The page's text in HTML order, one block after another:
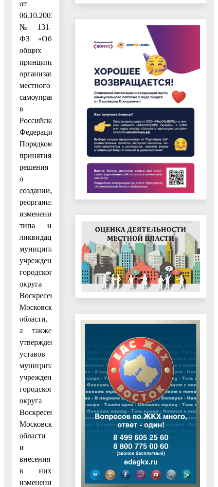
от
06.10.2003
№ 131-
ФЗ «Об
общих
принципах
организации
местного
самоуправления
в
Российской
Федерации»,
Порядком
принятия
решения
о
создании,
реорганизации,
изменения
типа и
ликвидации
муниципальных
учреждений
городского
округа
Воскресенск
Московской
области,
а также
утверждения
уставов
муниципальных
учреждений
городского
округа
Воскресенск
Московской
области
и
внесения
в них
изменений,